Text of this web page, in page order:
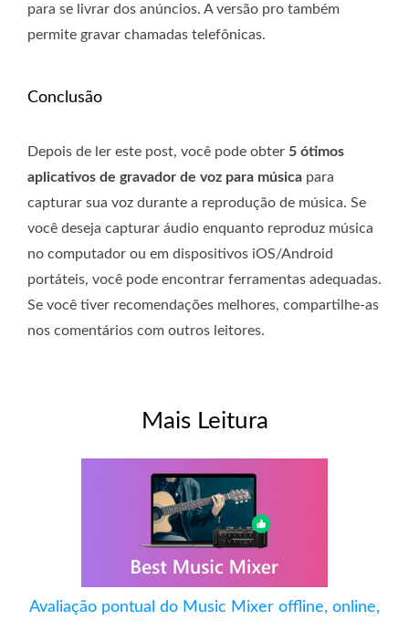
para se livrar dos anúncios. A versão pro também
permite gravar chamadas telefônicas.
Conclusão
Depois de ler este post, você pode obter 5 ótimos
aplicativos de gravador de voz para música para
capturar sua voz durante a reprodução de música. Se
você deseja capturar áudio enquanto reproduz música
no computador ou em dispositivos iOS/Android
portáteis, você pode encontrar ferramentas adequadas.
Se você tiver recomendações melhores, compartilhe-as
nos comentários com outros leitores.
Mais Leitura
Avaliação pontual do Music Mixer offline, online,